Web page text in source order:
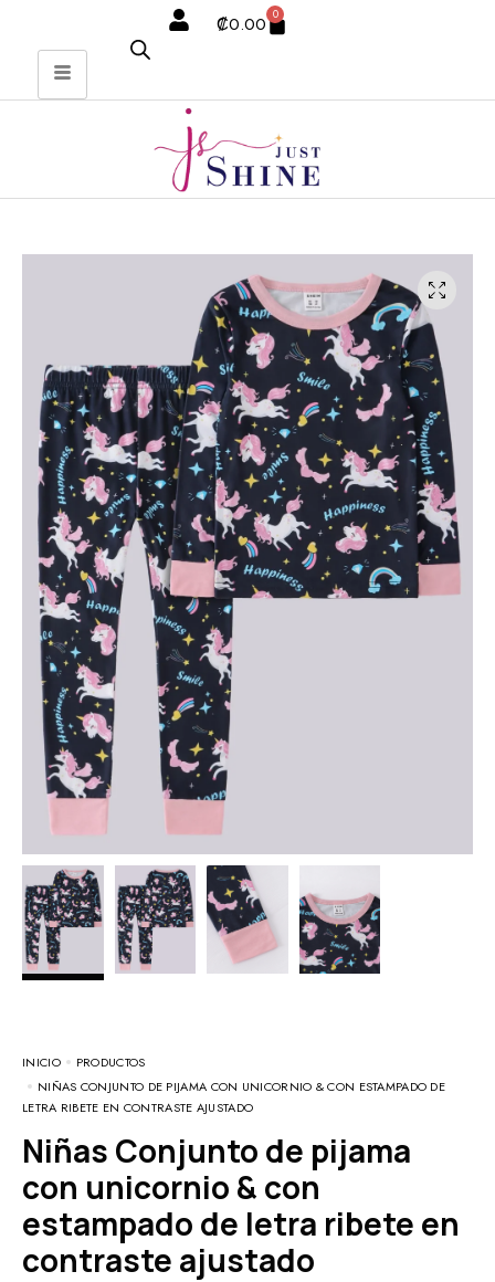
₡0.00 0
INICIO
PRODUCTOS
NIÑAS CONJUNTO DE PIJAMA CON UNICORNIO & CON ESTAMPADO DE
LETRA RIBETE EN CONTRASTE AJUSTADO
Niñas Conjunto de pijama
con unicornio & con
estampado de letra ribete en
contraste ajustado